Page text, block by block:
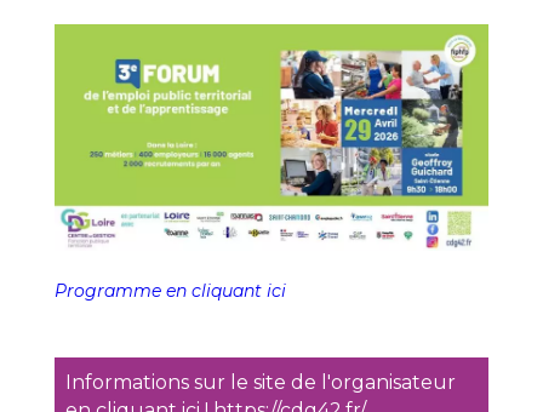
Programme en cliquant ici
Informations sur le site de l'organisateur